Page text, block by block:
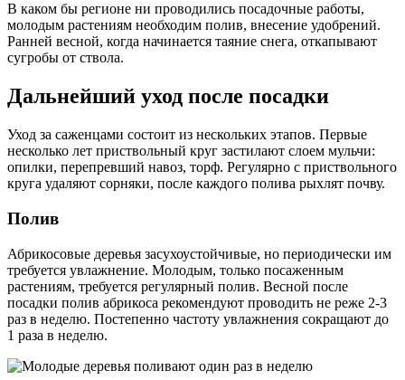
В каком бы регионе ни проводились посадочные работы,
молодым растениям необходим полив, внесение удобрений.
Ранней весной, когда начинается таяние снега, откапывают
сугробы от ствола.
Дальнейший уход после посадки
Уход за саженцами состоит из нескольких этапов. Первые
несколько лет приствольный круг застилают слоем мульчи:
опилки, перепревший навоз, торф. Регулярно с приствольного
круга удаляют сорняки, после каждого полива рыхлят почву.
Полив
Абрикосовые деревья засухоустойчивые, но периодически им
требуется увлажнение. Молодым, только посаженным
растениям, требуется регулярный полив. Весной после
посадки полив абрикоса рекомендуют проводить не реже 2-3
раз в неделю. Постепенно частоту увлажнения сокращают до
1 раза в неделю.